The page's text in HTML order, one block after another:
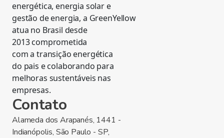
energética, energia solar e
gestão de energia, a GreenYellow
atua no Brasil desde
2013 comprometida
com a transição energética
do pais e colaborando para
melhoras sustentáveis nas
empresas.
Contato
Alameda dos Arapanés, 1441 -
Indianópolis, São Paulo - SP,